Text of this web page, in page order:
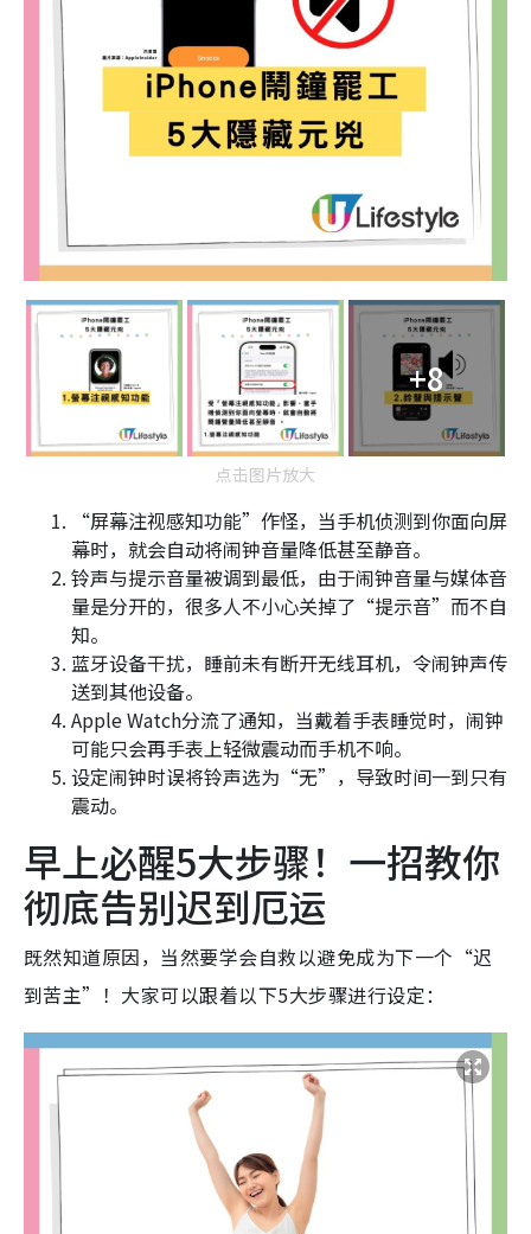
+8
点击图片放大
“屏幕注视感知功能”作怪，当手机侦测到你面向屏
幕时，就会自动将闹钟音量降低甚至静音。
铃声与提示音量被调到最低，由于闹钟音量与媒体音
量是分开的，很多人不小心关掉了“提示音”而不自
知。
蓝牙设备干扰，睡前未有断开无线耳机，令闹钟声传
送到其他设备。
Apple Watch分流了通知，当戴着手表睡觉时，闹钟
可能只会再手表上轻微震动而手机不响。
设定闹钟时误将铃声选为“无”，导致时间一到只有
震动。
早上必醒5大步骤！一招教你
彻底告别迟到厄运
既然知道原因，当然要学会自救以避免成为下一个“迟
到苦主”！大家可以跟着以下5大步骤进行设定：